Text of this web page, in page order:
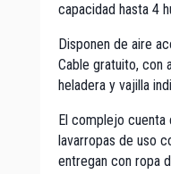
capacidad hasta 4
Disponen de aire
Cable gratuito, con
heladera y vajilla
El complejo cuenta
lavarropas de uso
entregan con ropa